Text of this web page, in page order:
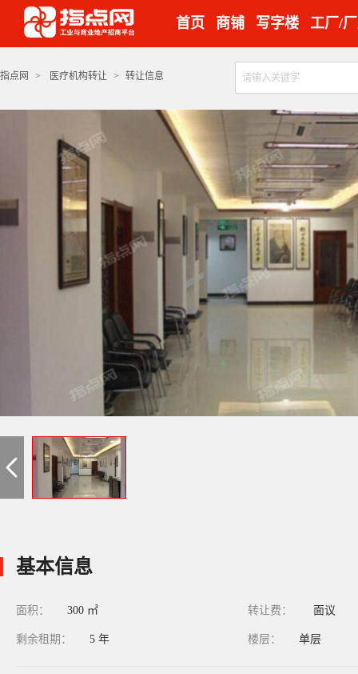
首页 商铺 写字楼 工厂/
指点网 > 医疗机构转让 > 转让信息
基本信息
面积： 300 ㎡ 转让费： 面议
剩余租期： 5 年 楼层： 单层